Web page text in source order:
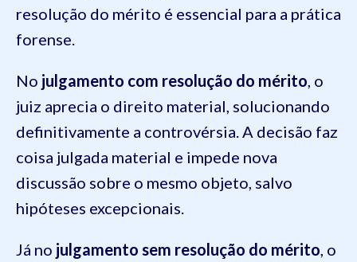
resolução do mérito é essencial para a prática
forense.
No julgamento com resolução do mérito, o
juiz aprecia o direito material, solucionando
definitivamente a controvérsia. A decisão faz
coisa julgada material e impede nova
discussão sobre o mesmo objeto, salvo
hipóteses excepcionais.
Já no julgamento sem resolução do mérito, o